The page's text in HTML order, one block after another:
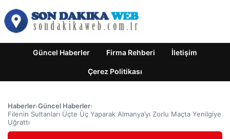
Güncel Haberler Firma Rehberi İletişim
Çerez Politikası
Haberler›Güncel Haberler›
Filenin Sultanları Üçte Üç Yaparak Almanya’yı Zorlu Maçta Yenilgiye
Uğrattı